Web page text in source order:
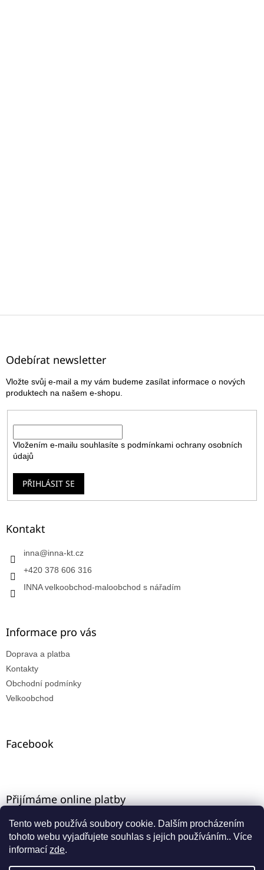
Tento web používá soubory cookie. Dalším procházením
tohoto webu vyjadřujete souhlas s jejich používáním.. Více
informací zde.
Z
Odebírat newsletter
Vložte svůj e-mail a my vám budeme zasílat informace o nových
produktech na našem e-shopu.
Vložením e-mailu souhlasíte s podmínkami ochrany osobních
údajů
PŘIHLÁSIT SE
Kontakt
inna@inna-kt.cz
+420 378 606 316
INNA velkoobchod-maloobchod s nářadím
Informace pro vás
Doprava a platba
Kontakty
Obchodní podmínky
Velkoobchod
Facebook
Přijímáme online platby